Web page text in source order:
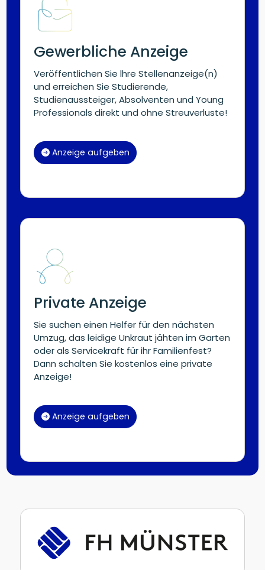
Gewerbliche Anzeige
Veröffentlichen Sie lhre Stellenanzeige(n)
und erreichen Sie Studierende,
Studienaussteiger, Absolventen und Young
Professionals direkt und ohne Streuverluste!
Anzeige aufgeben
Private Anzeige
Sie suchen einen Helfer für den nächsten
Umzug, das leidige Unkraut jähten im Garten
oder als Servicekraft für ihr Familienfest?
Dann schalten Sie kostenlos eine private
Anzeige!
Anzeige aufgeben